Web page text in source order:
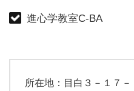
進心学教室C-BA
所在地：目白３－１７